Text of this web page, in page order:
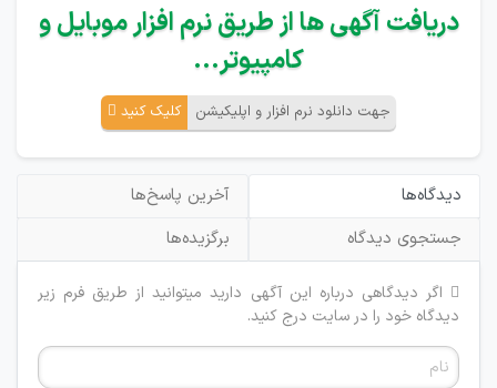
دریافت آگهی ها از طریق نرم افزار موبایل و
کامپیوتر...
جهت دانلود نرم افزار و اپلیکیشن کلیک کنید
دیدگاه‌ها
آخرین پاسخ‌ها
جستجوی دیدگاه
برگزیده‌ها
اگر دیدگاهی درباره این آگهی دارید میتوانید از طریق فرم زیر
دیدگاه خود را در سایت درج کنید.